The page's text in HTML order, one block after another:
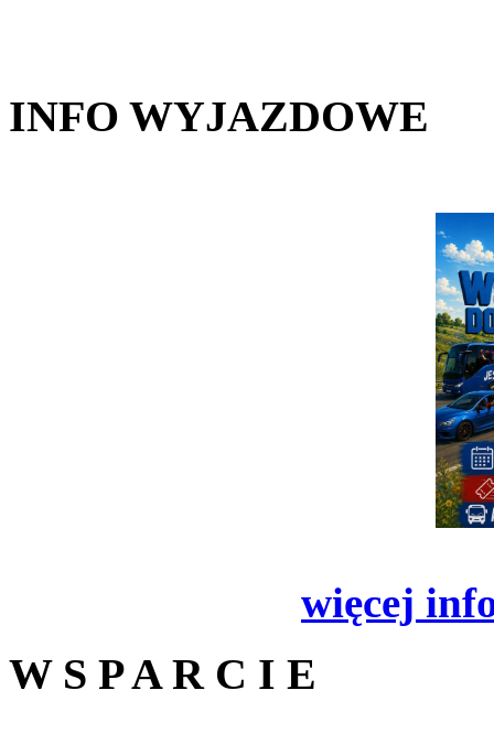
INFO WYJAZDOWE
więcej
W S P A R C I E